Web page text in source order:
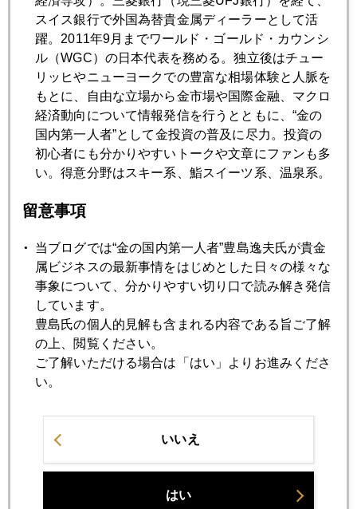
上海株に異変
2017年11月22日
米朝交戦なら９９円、水面下の円高論、有事の金は？
2017年11月21日
メルケル・メイ危機
2017年11月20日
2017年11月17日
投機激化する株式市場
2017年11月16日
中国経済不安、商品安、株・金下落に波及
2017年11月15日
さおりんと対談
スイス銀行で外国為替貴金属ディーラーとして活
躍。2011年9月までワールド・ゴールド・カウンシ
ル（WGC）の日本代表を務める。独立後はチュー
リッヒやニューヨークでの豊富な相場体験と人脈を
もとに、自由な立場から金市場や国際金融、マクロ
経済動向について情報発信を行うとともに、“金の
国内第一人者”として金投資の普及に尽力。投資の
初心者にも分かりやすいトークや文章にファンも多
い。得意分野はスキー系、鮨スイーツ系、温泉系。
留意事項
当ブログでは“金の国内第一人者”豊島逸夫氏が貴金
属ビジネスの最新事情をはじめとした日々の様々な
事象について、分かりやすい切り口で読み解き発信
しています。
豊島氏の個人的見解も含まれる内容である旨ご了解
の上、閲覧ください。
ご了解いただける場合は「はい」よりお進みくださ
い。
いいえ
はい